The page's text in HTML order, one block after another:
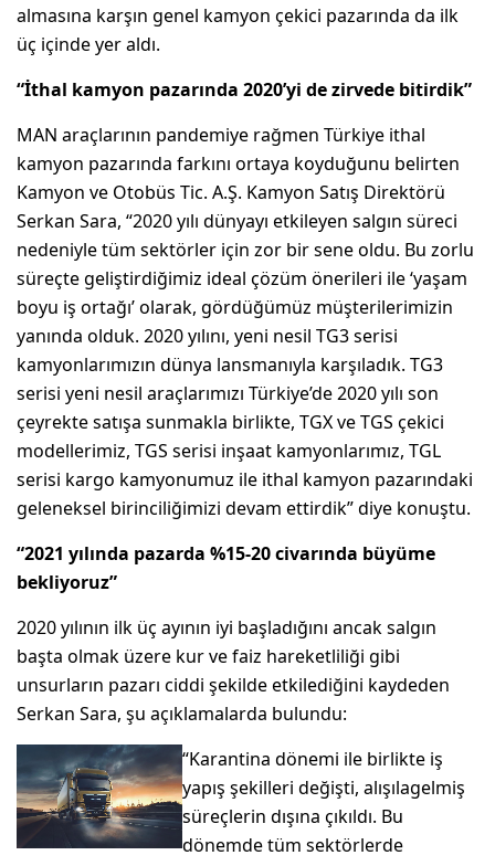
almasına karşın genel kamyon çekici pazarında da ilk
üç içinde yer aldı.
“İthal kamyon pazarında 2020’yi de zirvede bitirdik”
MAN araçlarının pandemiye rağmen Türkiye ithal
kamyon pazarında farkını ortaya koyduğunu belirten
Kamyon ve Otobüs Tic. A.Ş. Kamyon Satış Direktörü
Serkan Sara, “2020 yılı dünyayı etkileyen salgın süreci
nedeniyle tüm sektörler için zor bir sene oldu. Bu zorlu
süreçte geliştirdiğimiz ideal çözüm önerileri ile ‘yaşam
boyu iş ortağı’ olarak, gördüğümüz müşterilerimizin
yanında olduk. 2020 yılını, yeni nesil TG3 serisi
kamyonlarımızın dünya lansmanıyla karşıladık. TG3
serisi yeni nesil araçlarımızı Türkiye’de 2020 yılı son
çeyrekte satışa sunmakla birlikte, TGX ve TGS çekici
modellerimiz, TGS serisi inşaat kamyonlarımız, TGL
serisi kargo kamyonumuz ile ithal kamyon pazarındaki
geleneksel birinciliğimizi devam ettirdik” diye konuştu.
“2021 yılında pazarda %15-20 civarında büyüme
bekliyoruz”
2020 yılının ilk üç ayının iyi başladığını ancak salgın
başta olmak üzere kur ve faiz hareketliliği gibi
unsurların pazarı ciddi şekilde etkilediğini kaydeden
Serkan Sara, şu açıklamalarda bulundu:
“Karantina dönemi ile birlikte iş
yapış şekilleri değişti, alışılagelmiş
süreçlerin dışına çıkıldı. Bu
dönemde tüm sektörlerde